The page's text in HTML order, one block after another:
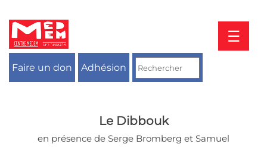
contenu
☰
Faire un don Adhésion
Le Dibbouk
en présence de Serge Bromberg et Samuel